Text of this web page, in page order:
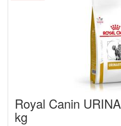
Royal Canin
kg